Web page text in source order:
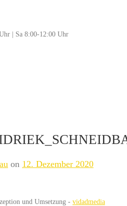
| Sa 8:00-12:00 Uhr
on 12. Dezember 2020
und Umsetzung - vidadmedia